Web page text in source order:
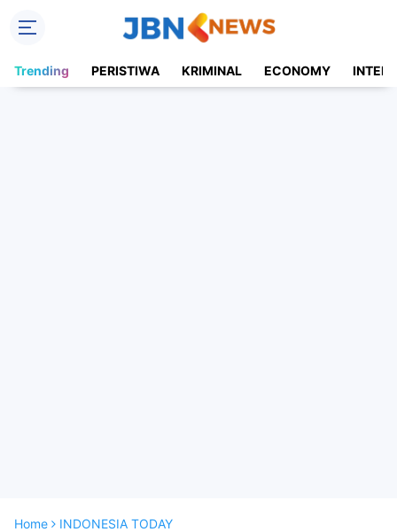
Trending PERISTIWA KRIMINAL ECONOMY
Home INDONESIA TODAY